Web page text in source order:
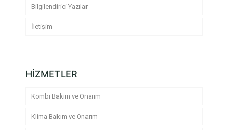
Bilgilendirici Yazılar
İletişim
HİZMETLER
Kombi Bakım ve Onarım
Klima Bakım ve Onarım